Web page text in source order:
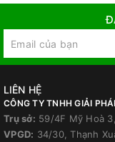
LIÊN HỆ
CÔNG TY TNHH GIẢI
Trụ sở: 59/4F Mỹ Hoà
VPGD: 34/30, Thạnh